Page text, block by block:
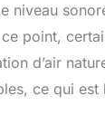
niveau
point,
d’air
ce qui